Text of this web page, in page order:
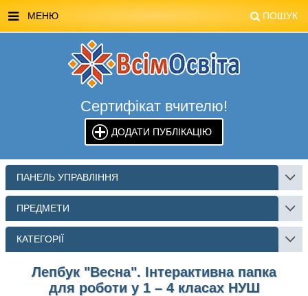
МЕНЮ ПОШУК
МАГАЗИН ВСІМОСВІТА
СТЕНДИ ВСІМОСВІТА
РЕКЛАМА НА САЙТІ
КОНТАКТИ
ПОШУК
Сертифікат вчителю!
ДОДАТИ ПУБЛІКАЦІЮ
ПАНЕЛЬ УПРАВЛІННЯ
ПРЕДМЕТИ
КАТЕГОРІЇ
Лепбук "Весна". Інтерактивна папка
для роботи у 1 – 4 класах НУШ